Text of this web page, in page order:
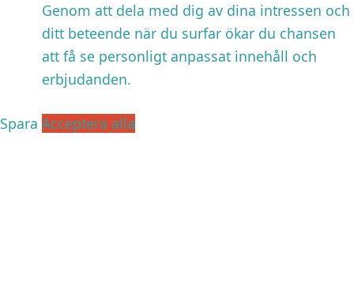
Genom att dela med dig av dina intressen och
ditt beteende när du surfar ökar du chansen
att få se personligt anpassat innehåll och
erbjudanden.
Spara Acceptera alla